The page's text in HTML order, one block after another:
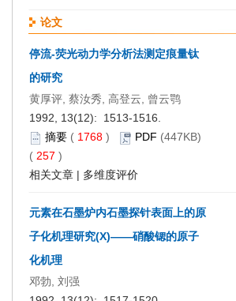
论文
停流-荧光动力学分析法测定痕量钛
的研究
黄厚评, 蔡汝秀, 高登云, 曾云鹗
1992, 13(12): 1513-1516.
摘要 ( 1768 ) PDF (447KB)
( 257 )
相关文章 | 多维度评价
元素在石墨炉内石墨探针表面上的原
子化机理研究(X)——硝酸锶的原子
化机理
邓勃, 刘强